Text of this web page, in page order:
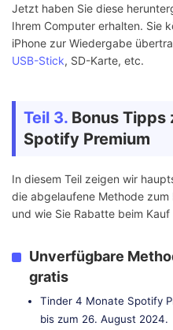
Jetzt haben Sie diese
Ihrem Computer erhalten. Sie
iPhone zur Wiedergabe
USB-Stick, SD-Karte, etc.
Teil 3. Bonus Tipps
Spotify Premium
In diesem Teil zeigen wir
die abgelaufene Methode
und wie Sie Rabatte beim
Unverfügbare
gratis
Tinder 4 Monate Spotify
bis zum 26. August 2024.